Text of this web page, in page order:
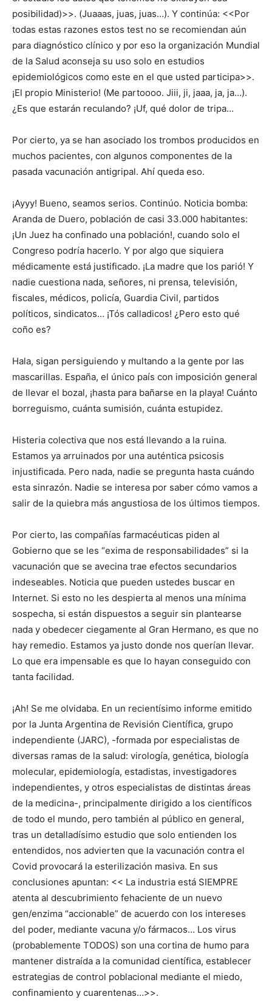
posibilidad)>>. (Juaaas, juas, juas…). Y continúa: <<Por
todas estas razones estos test no se recomiendan aún
para diagnóstico clínico y por eso la organización Mundial
de la Salud aconseja su uso solo en estudios
epidemiológicos como este en el que usted participa>>.
¡El propio Ministerio! (Me partoooo. Jiii, ji, jaaa, ja, ja…).
¿Es que estarán reculando? ¡Uf, qué dolor de tripa…
Por cierto, ya se han asociado los trombos producidos en
muchos pacientes, con algunos componentes de la
pasada vacunación antigripal. Ahí queda eso.
¡Ayyy! Bueno, seamos serios. Continúo. Noticia bomba:
Aranda de Duero, población de casi 33.000 habitantes:
¡Un Juez ha confinado una población!, cuando solo el
Congreso podría hacerlo. Y por algo que siquiera
médicamente está justificado. ¡La madre que los parió! Y
nadie cuestiona nada, señores, ni prensa, televisión,
fiscales, médicos, policía, Guardia Civil, partidos
políticos, sindicatos… ¡Tós calladicos! ¿Pero esto qué
coño es?
Hala, sigan persiguiendo y multando a la gente por las
mascarillas. España, el único país con imposición general
de llevar el bozal, ¡hasta para bañarse en la playa! Cuánto
borreguismo, cuánta sumisión, cuánta estupidez.
Histeria colectiva que nos está llevando a la ruina.
Estamos ya arruinados por una auténtica psicosis
injustificada. Pero nada, nadie se pregunta hasta cuándo
esta sinrazón. Nadie se interesa por saber cómo vamos a
salir de la quiebra más angustiosa de los últimos tiempos.
Por cierto, las compañías farmacéuticas piden al
Gobierno que se les “exima de responsabilidades” si la
vacunación que se avecina trae efectos secundarios
indeseables. Noticia que pueden ustedes buscar en
Internet. Si esto no les despierta al menos una mínima
sospecha, si están dispuestos a seguir sin plantearse
nada y obedecer ciegamente al Gran Hermano, es que no
hay remedio. Estamos ya justo donde nos querían llevar.
Lo que era impensable es que lo hayan conseguido con
tanta facilidad.
¡Ah! Se me olvidaba. En un recientísimo informe emitido
por la Junta Argentina de Revisión Científica, grupo
independiente (JARC), -formada por especialistas de
diversas ramas de la salud: virología, genética, biología
molecular, epidemiología, estadistas, investigadores
independientes, y otros especialistas de distintas áreas
de la medicina-, principalmente dirigido a los científicos
de todo el mundo, pero también al público en general,
tras un detalladísimo estudio que solo entienden los
entendidos, nos advierten que la vacunación contra el
Covid provocará la esterilización masiva. En sus
conclusiones apuntan: << La industria está SIEMPRE
atenta al descubrimiento fehaciente de un nuevo
gen/enzima “accionable” de acuerdo con los intereses
del poder, mediante vacuna y/o fármacos… Los virus
(probablemente TODOS) son una cortina de humo para
mantener distraída a la comunidad científica, establecer
estrategias de control poblacional mediante el miedo,
confinamiento y cuarentenas…>>.